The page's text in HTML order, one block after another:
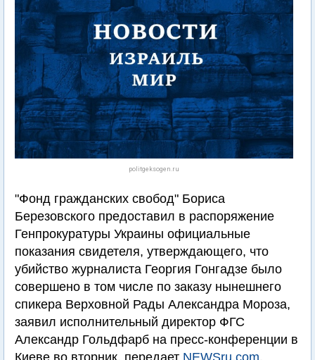
politgeksogen.ru
"Фонд гражданских свобод" Бориса
Березовского предоставил в распоряжение
Генпрокуратуры Украины официальные
показания свидетеля, утверждающего, что
убийство журналиста Георгия Гонгадзе было
совершено в том числе по заказу нынешнего
спикера Верховной Рады Александра Мороза,
заявил исполнительный директор ФГС
Александр Гольдфарб на пресс-конференции в
Киеве во вторник, передает NEWSru.com.